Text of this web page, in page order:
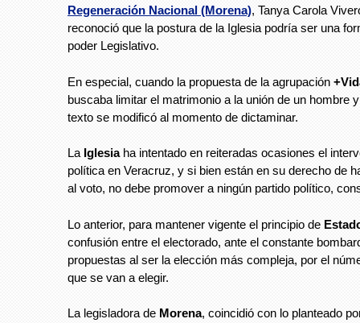
Regeneración Nacional (Morena), Tanya Carola
reconoció que la postura de la Iglesia podría ser una
poder Legislativo.
En especial, cuando la propuesta de la agrupación
buscaba limitar el matrimonio a la unión de un hombre
texto se modificó al momento de dictaminar.
La Iglesiaha intentado en reiteradas ocasiones el
política en Veracruz, y si bien están en su derecho de
al voto, no debe promover a ningún partido político,
Lo anterior, para mantener vigente el principio de
confusión entre el electorado, ante el constante
propuestas al ser la elección más compleja, por el
que se van a elegir.
La legisladora de Morena, coincidió con lo planteado